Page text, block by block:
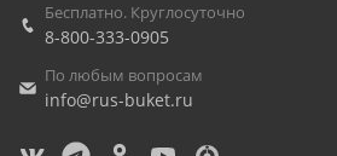
Бесплатно. Круглосуточно
8-800-333-0905
По любым вопросам
info@rus-buket.ru